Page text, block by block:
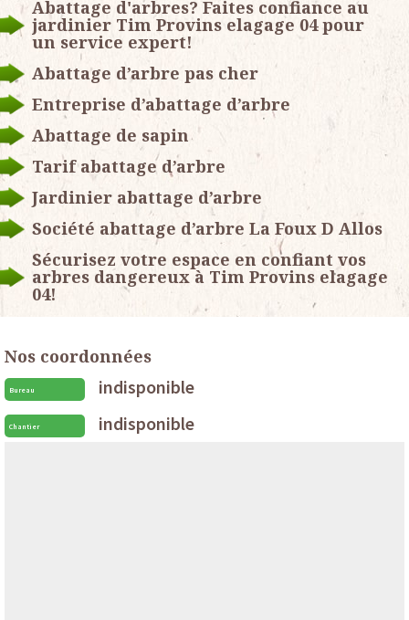
Abattage d'arbres? Faites confiance au
jardinier Tim Provins elagage 04 pour
un service expert!
Abattage d’arbre pas cher
Entreprise d’abattage d’arbre
Abattage de sapin
Tarif abattage d’arbre
Jardinier abattage d’arbre
Société abattage d’arbre La Foux D Allos
Sécurisez votre espace en confiant vos
arbres dangereux à Tim Provins elagage
04!
Nos coordonnées
Bureau indisponible
Chantier indisponible